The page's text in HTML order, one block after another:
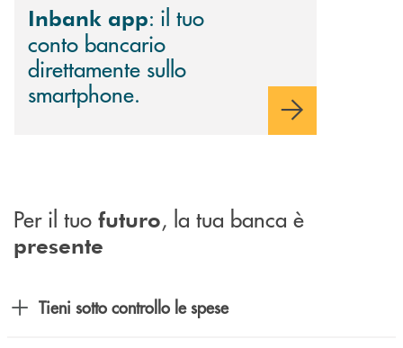
Inbank app: il tuo
conto bancario
direttamente sullo
smartphone.
Per il tuo futuro, la tua banca è
presente
Tieni sotto controllo le spese